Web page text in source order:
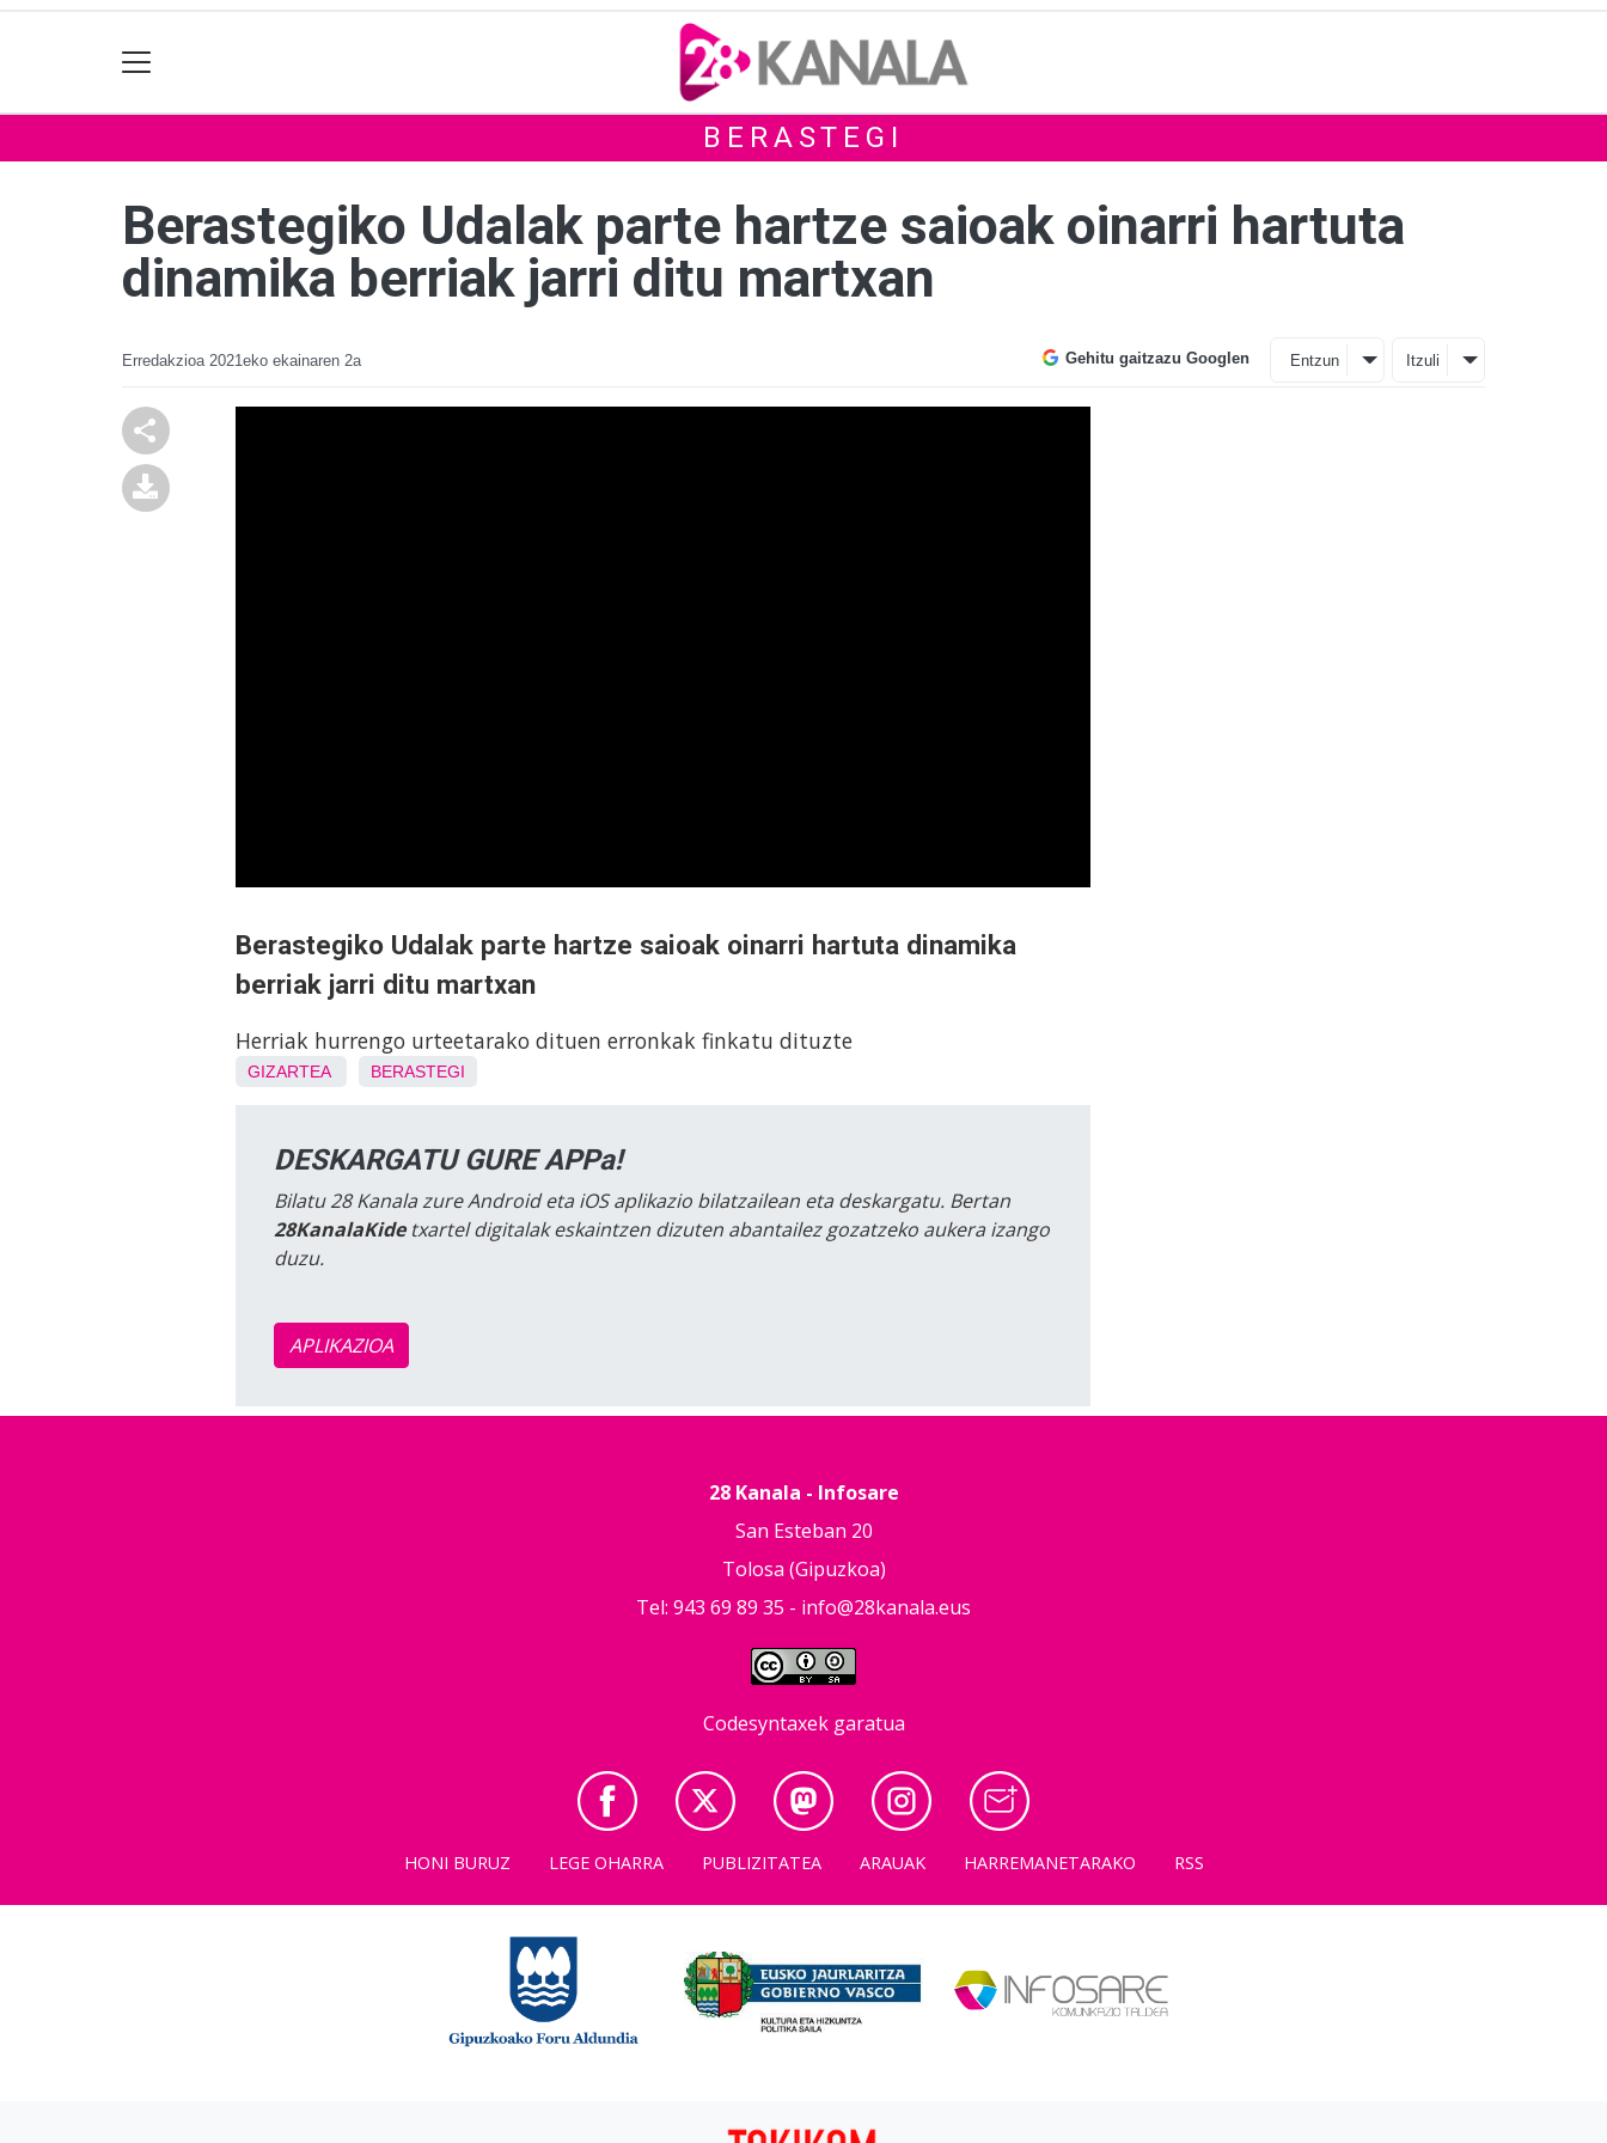
BERASTEGI
Berastegiko Udalak parte hartze saioak oinarri hartuta
dinamika berriak jarri ditu martxan
Erredakzioa 2021eko ekainaren 2a Gehitu gaitzazu Googlen Entzun Itzuli
Berastegiko Udalak parte hartze saioak oinarri hartuta dinamika
berriak jarri ditu martxan
Herriak hurrengo urteetarako dituen erronkak finkatu dituzte
GIZARTEA BERASTEGI
DESKARGATU GURE APPa!
Bilatu 28 Kanala zure Android eta iOS aplikazio bilatzailean eta deskargatu. Bertan
28KanalaKidetxartel digitalak eskaintzen dizuten abantailez gozatzeko aukera izango
duzu.
APLIKAZIOA
28 Kanala - Infosare
San Esteban 20
Tolosa (Gipuzkoa)
Tel: 943 69 89 35 - info@28kanala.eus
Codesyntaxek garatua
HONI BURUZ LEGE OHARRA PUBLIZITATEA ARAUAK HARREMANETARAKO RSS